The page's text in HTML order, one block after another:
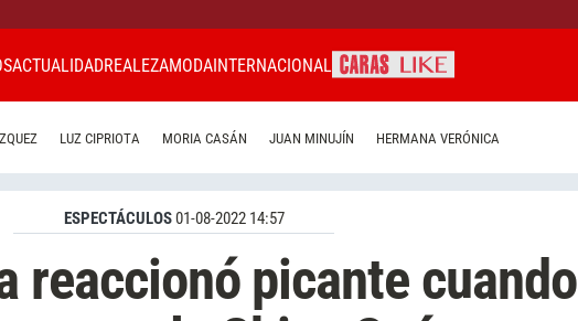
ACTUALIDADREALEZAMODAINTERNACIONAL
LUZ CIPRIOTA MORIA CASÁN JUAN MINUJÍN HERMANA VERÓNICA
ESPECTÁCULOS01-08-2022 14:57
reaccionó picante cuando